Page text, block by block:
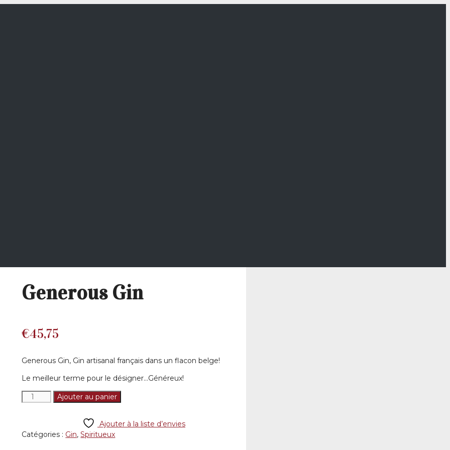
Generous Gin
€45,75
Generous Gin, Gin artisanal français dans un flacon belge!
Le meilleur terme pour le désigner…Généreux!
quantité
de
Ajouter au panier
Ajouter à la liste d’envies
Catégories : Gin,Spiritueux